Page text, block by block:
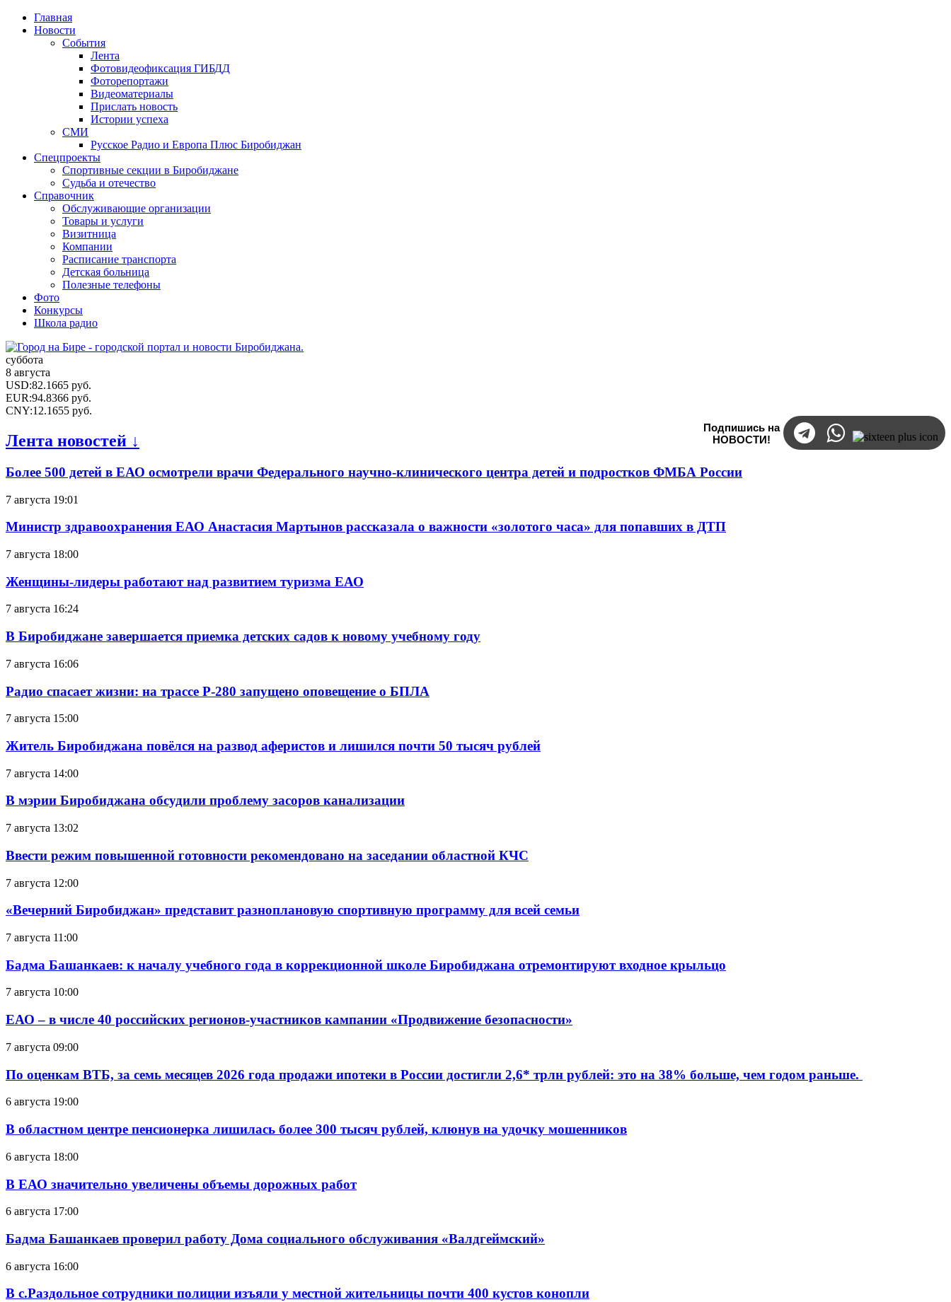
Главная
Новости
События
Лента
Фотовидеофиксация ГИБДД
Фоторепортажи
Видеоматериалы
Прислать новость
Истории успеха
СМИ
Русское Радио и Европа Плюс Биробиджан
Спецпроекты
Спортивные секции в Биробиджане
Судьба и отечество
Справочник
Обслуживающие организации
Товары и услуги
Визитница
Компании
Расписание транспорта
Детская больница
Полезные телефоны
Фото
Конкурсы
Школа радио
суббота
8 августа
USD:82.1665 руб.
EUR:94.8366 руб.
CNY:12.1655 руб.
Подпишись на
НОВОСТИ!
Лента новостей ↓
Более 500 детей в ЕАО осмотрели врачи Федерального научно-клинического центра детей и подростков ФМБА России
7 августа 19:01
Министр здравоохранения ЕАО Анастасия Мартынов рассказала о важности «золотого часа» для попавших в ДТП
7 августа 18:00
Женщины-лидеры работают над развитием туризма ЕАО
7 августа 16:24
В Биробиджане завершается приемка детских садов к новому учебному году
7 августа 16:06
Радио спасает жизни: на трассе Р-280 запущено оповещение о БПЛА
7 августа 15:00
Житель Биробиджана повёлся на развод аферистов и лишился почти 50 тысяч рублей
7 августа 14:00
В мэрии Биробиджана обсудили проблему засоров канализации
7 августа 13:02
Ввести режим повышенной готовности рекомендовано на заседании областной КЧС
7 августа 12:00
«Вечерний Биробиджан» представит разноплановую спортивную программу для всей семьи
7 августа 11:00
Бадма Башанкаев: к началу учебного года в коррекционной школе Биробиджана отремонтируют входное крыльцо
7 августа 10:00
ЕАО – в числе 40 российских регионов-участников кампании «Продвижение безопасности»
7 августа 09:00
По оценкам ВТБ, за семь месяцев 2026 года продажи ипотеки в России достигли 2,6* трлн рублей: это на 38% больше, чем годом раньше.
6 августа 19:00
В областном центре пенсионерка лишилась более 300 тысяч рублей, клюнув на удочку мошенников
6 августа 18:00
В ЕАО значительно увеличены объемы дорожных работ
6 августа 17:00
Бадма Башанкаев проверил работу Дома социального обслуживания «Валдгеймский»
6 августа 16:00
В с.Раздольное сотрудники полиции изъяли у местной жительницы почти 400 кустов конопли